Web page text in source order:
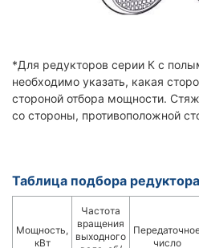
*Для редукторов серии К с
необходимо указать, какая
стороной отбора мощности.
со стороны, противоположной
Таблица подбора редуктора
Мощность,
кВт
Частота
вращения
выходного
число